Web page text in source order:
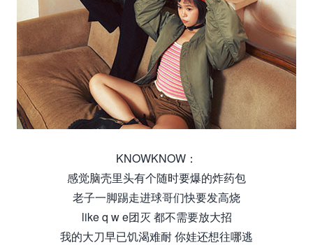
KNOWKNOW：
感觉脑壳里头有个随时要爆的炸药包
老子一脚踢走进球哥们快要发高烧
like q w e团灭 都不需要放大招
我的大刀早已饥渴难耐 你娃还想往哪逃